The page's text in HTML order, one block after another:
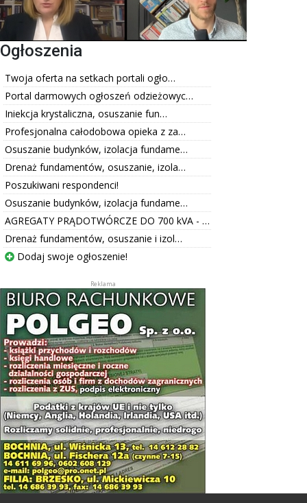
Ogłoszenia
Twoja oferta na setkach portali ogło…
Portal darmowych ogłoszeń odzieżowyc…
Iniekcja krystaliczna, osuszanie fun…
Profesjonalna całodobowa opieka z za…
Osuszanie budynków, izolacja fundame…
Drenaż fundamentów, osuszanie, izola…
Poszukiwani respondenci!
Osuszanie budynków, izolacja fundame…
AGREGATY PRĄDOTWÓRCZE DO 700 kVA - …
Drenaż fundamentów, osuszanie i izol…
Dodaj swoje ogłoszenie!